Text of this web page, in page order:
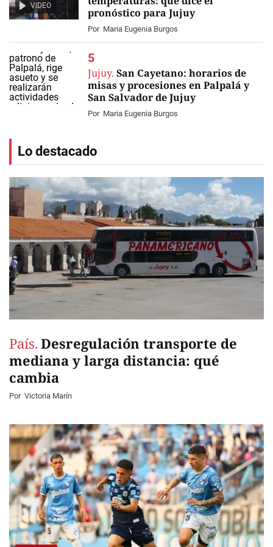
VIDEO
pronóstico para Jujuy
Por Maria Eugenia Burgos
Jujuy. San Cayetano: horarios de
misas y procesiones en Palpalá y
San Salvador de Jujuy
Por Maria Eugenia Burgos
Lo destacado
País. Desregulación transporte de
mediana y larga distancia: qué
cambia
Por Victoria Marín